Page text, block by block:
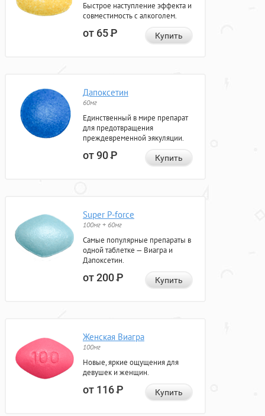
Быстрое наступление эффекта и
совместимость с алкоголем.
от 65Р Купить
Дапоксетин
60мг
Единственный в мире препарат
для предотвращения
преждевременной эякуляции.
от 90Р Купить
Super P-force
100мг + 60мг
Самые популярные препараты в
одной таблетке — Виагра и
Дапоксетин.
от 200Р Купить
Женская Виагра
100мг
Новые, яркие ощущения для
девушек и женщин.
от 116Р Купить